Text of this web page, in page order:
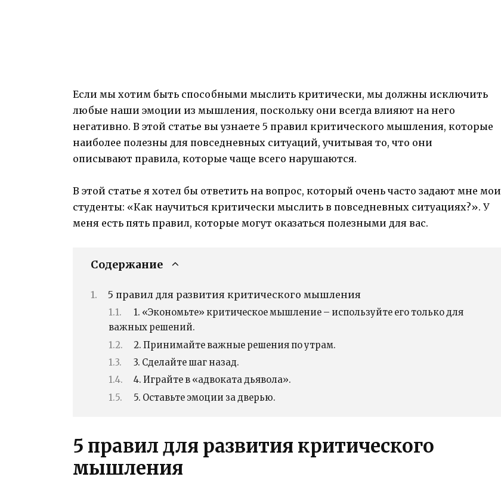
Если мы хотим быть способными мыслить критически, мы должны исключить
любые наши эмоции из мышления, поскольку они всегда влияют на него
негативно. В этой статье вы узнаете 5 правил критического мышления, которые
наиболее полезны для повседневных ситуаций, учитывая то, что они
описывают правила, которые чаще всего нарушаются.
В этой статье я хотел бы ответить на вопрос, который очень часто задают мне мои
студенты: «Как научиться критически мыслить в повседневных ситуациях?». У
меня есть пять правил, которые могут оказаться полезными для вас.
Содержание
5 правил для развития критического мышления
1. «Экономьте» критическое мышление – используйте его только для
важных решений.
2. Принимайте важные решения по утрам.
3. Сделайте шаг назад.
4. Играйте в «адвоката дьявола».
5. Оставьте эмоции за дверью.
5 правил для развития критического
мышления